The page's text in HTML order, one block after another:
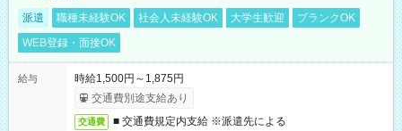
派遣 職種未経験OK 社会人未経験OK 大学生歓迎
ブランクOK
WEB登録・面接OK
給与
時給1,500円～1,875円
交通費別途支給あり
交通費 ■ 交通費規定内支給 ※派遣先による